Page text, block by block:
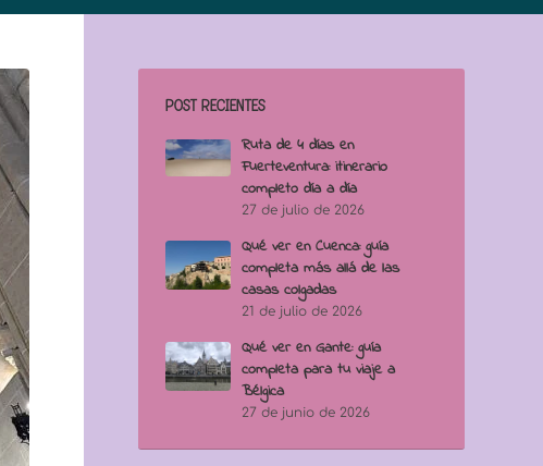
POST RECIENTES
Ruta de 4 días en
Fuerteventura: itinerario
completo día a día
27 de julio de 2026
Qué ver en Cuenca: guía
completa más allá de las
casas colgadas
21 de julio de 2026
Qué ver en Gante: guía
completa para tu viaje a
Bélgica
27 de junio de 2026